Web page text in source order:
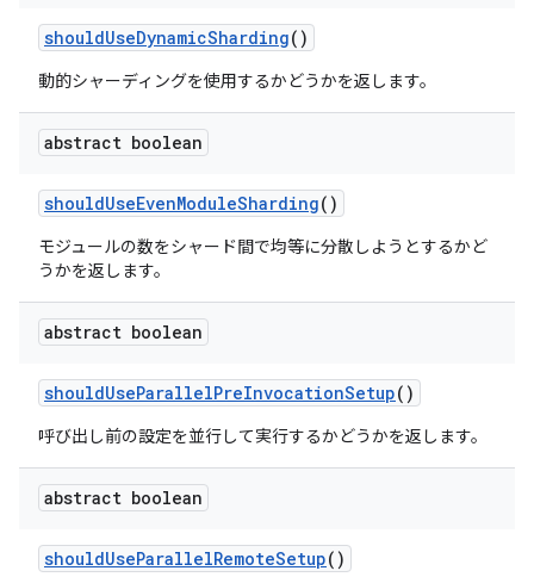
shouldUseDynamicSharding()
動的シャーディングを使用するかどうかを返します。
abstract boolean
shouldUseEvenModuleSharding()
モジュールの数をシャード間で均等に分散しようとするかど
うかを返します。
abstract boolean
shouldUseParallelPreInvocationSetup()
呼び出し前の設定を並行して実行するかどうかを返します。
abstract boolean
shouldUseParallelRemoteSetup()